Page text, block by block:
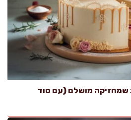
שמחזיקה מושלם (עם סוד